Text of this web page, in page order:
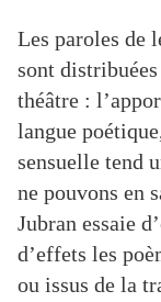
Les paroles de
sont
théâtre :
langue
sensuelle tend
ne pouvons en
Jubran essaie
d’effets les
ou issus de la